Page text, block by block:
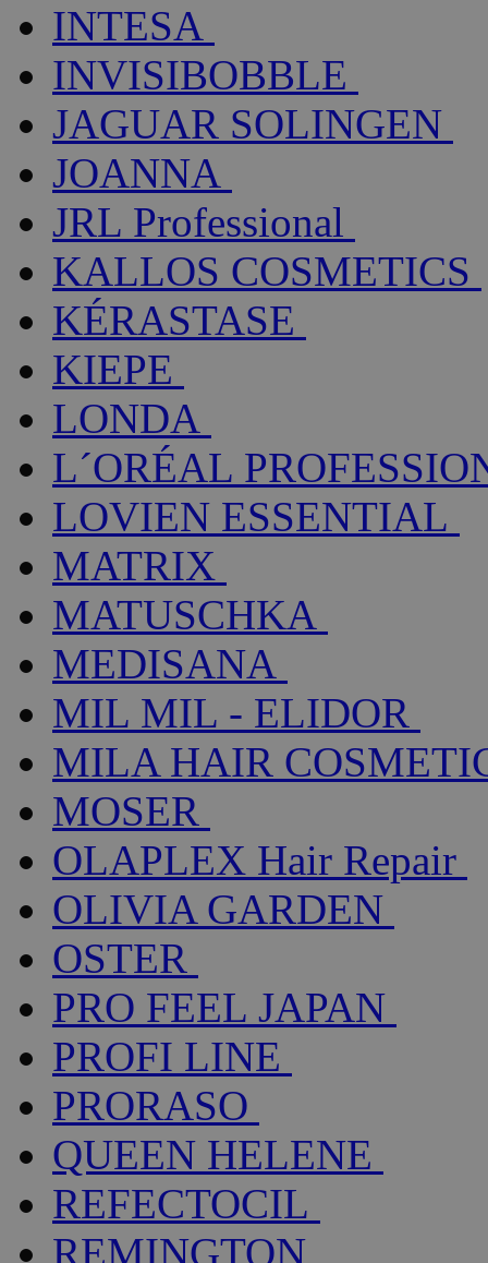
INTESA
INVISIBOBBLE
JAGUAR SOLINGEN
JOANNA
JRL Professional
KALLOS COSMETICS
KÉRASTASE
KIEPE
LONDA
L´ORÉAL
LOVIEN ESSENTIAL
MATRIX
MATUSCHKA
MEDISANA
MIL MIL - ELIDOR
MILA HAIR
MOSER
OLAPLEX Hair Repair
OLIVIA GARDEN
OSTER
PRO FEEL JAPAN
PROFI LINE
PRORASO
QUEEN HELENE
REFECTOCIL
REMINGTON